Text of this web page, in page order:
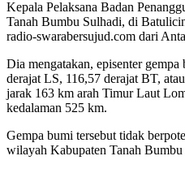
Kepala Pelaksana Badan
Tanah Bumbu Sulhadi, di
radio-swarabersujud.com dari
Dia mengatakan, episenter
derajat LS, 116,57 derajat BT,
jarak 163 km arah Timur Laut
kedalaman 525 km.
Gempa bumi tersebut tidak
wilayah Kabupaten Tanah Bumbu